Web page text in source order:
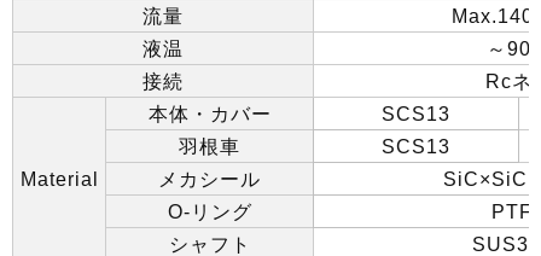
流量
液温 ～ 90
接続
Rcネ
Material
本体・カバー SCS13
羽根車 SCS13
メカシール
O- リング
シャフト